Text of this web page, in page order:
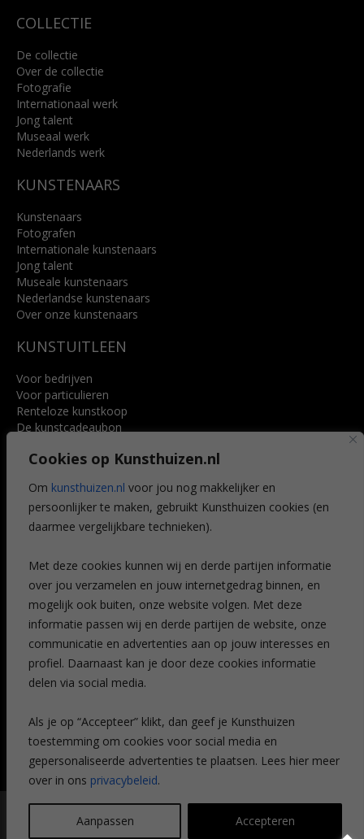
Cookies op Kunsthuizen.nl
Om kunsthuizen.nl voor jou nog makkelijker en
persoonlijker te maken, gebruikt Kunsthuizen cookies (en
daarmee vergelijkbare technieken).
Met deze cookies kunnen wij en derde partijen informatie
over jou verzamelen en jouw internetgedrag binnen, en
mogelijk ook buiten, onze website volgen. Met deze
informatie passen wij en derde partijen de website, onze
communicatie en advertenties aan op jouw interesses en
profiel. Daarnaast kan je door deze cookies informatie
delen via social media.
Als je op “Accepteer” klikt, dan geef je Kunsthuizen
toestemming om cookies voor social media en
gepersonaliseerde advertenties te plaatsen. Lees hier meer
over in ons privacybeleid.
Aanpassen Accepteren
COLLECTIE
De collectie
Over de collectie
Fotografie
Internationaal werk
Jong talent
Museaal werk
Nederlands werk
KUNSTENAARS
Kunstenaars
Fotografen
Internationale kunstenaars
Jong talent
Museale kunstenaars
Nederlandse kunstenaars
Over onze kunstenaars
KUNSTUITLEEN
Voor bedrijven
Voor particulieren
Renteloze kunstkoop
De kunstcadeaubon
Voordelen
Veelgestelde vragen
CONTACT
Leiden
Amsterdam
Breda
Favorieten
Mijn art alert
NIEUWSBRIEF
© Kunsthuizen 2026 All rights reserved | Disclaimer|
statement
Legit